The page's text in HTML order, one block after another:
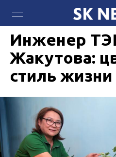
«Самұрық-Энерго»
станциясында
бастады
31 ОКТЯБРЯ 2024, 13:08
Инженер
Жакутова:
стиль жизни